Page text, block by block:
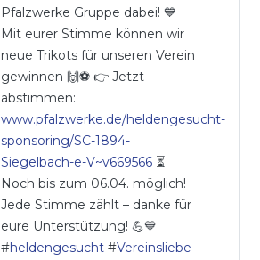
Pfalzwerke Gruppe dabei! 💙
Mit eurer Stimme können wir
neue Trikots für unseren Verein
gewinnen 🙌⚽ 👉 Jetzt
abstimmen:
www.pfalzwerke.de/heldengesucht-
sponsoring/SC-1894-
Siegelbach-e-V~v669566⏳
Noch bis zum 06.04. möglich!
Jede Stimme zählt – danke für
eure Unterstützung! 💪💙
#heldengesucht#Vereinsliebe